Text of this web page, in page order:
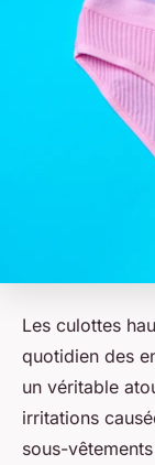
Les culottes
quotidien des
un véritable
irritations
sous-